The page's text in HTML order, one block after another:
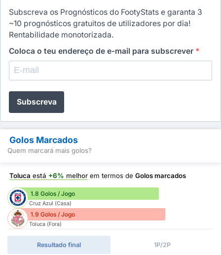
Subscreva os Prognósticos do FootyStats e garanta 3
~10 prognósticos gratuitos de utilizadores por dia!
Rentabilidade monotorizada.
Coloca o teu endereço de e-mail para subscrever *
Subscreva
Golos Marcados
Quem marcará mais golos?
Toluca está +6% melhor em termos de Golos marcados
1.8 Golos / Jogo
Cruz Azul (Casa)
1.9 Golos / Jogo
Toluca (Fora)
Resultado final 1P/2P